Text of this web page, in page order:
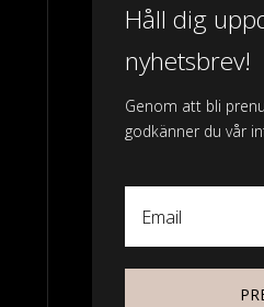
Håll dig
nyhetsbrev!
Genom att bli
godkänner du vår
Email